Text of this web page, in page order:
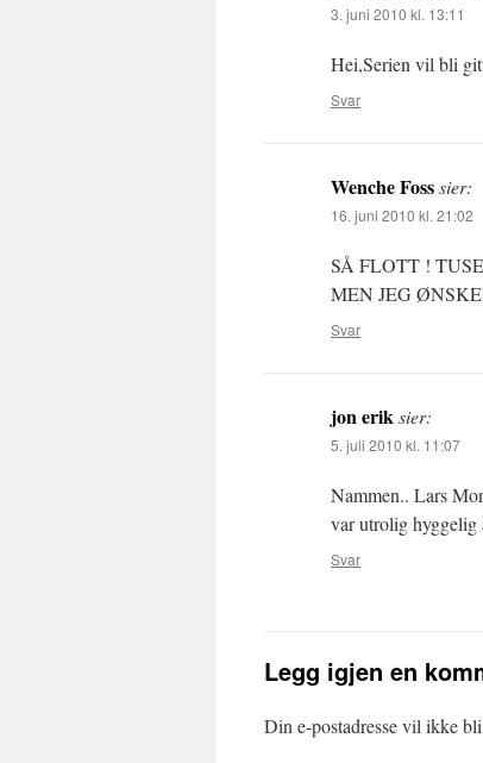
3. juni 2010 kl. 13:11
Hei,Serien vil bli
Svar
Wenche Fosssier:
16. juni 2010 kl. 21:02
SÅ FLOTT !
MEN JEG
Svar
jon eriksier:
5. juli 2010 kl. 11:07
Nammen.. Lars
var utrolig hyggelig
Svar
Legg igjen en
Din e-postadresse vil ikke